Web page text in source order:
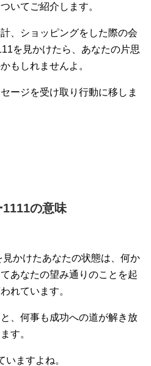
いてご紹介します。
、ショッピングをした際の会
を見かけたら、あなたの片思
もしれませんよ。
ージを受け取り行動に移しま
の意味
かけたあなたの状態は、何か
あなたの望み通りのことを起
れています。
、何事も成功への道が解き放
す。
ますよね。